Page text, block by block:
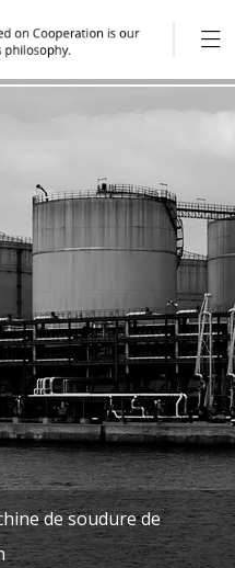
de soudure de